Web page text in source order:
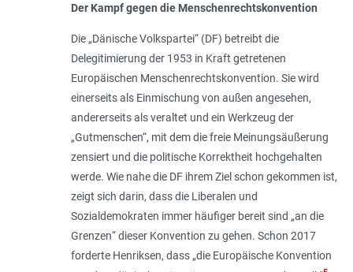
Der Kampf gegen die Menschenrechtskonvention
Die „Dänische Volkspartei“ (DF) betreibt die
Delegitimierung der 1953 in Kraft getretenen
Europäischen Menschenrechtskonvention. Sie wird
einerseits als Einmischung von außen angesehen,
andererseits als veraltet und ein Werkzeug der
„Gutmenschen“, mit dem die freie Meinungsäußerung
zensiert und die politische Korrektheit hochgehalten
werde. Wie nahe die DF ihrem Ziel schon gekommen ist,
zeigt sich darin, dass die Liberalen und
Sozialdemokraten immer häufiger bereit sind „an die
Grenzen“ dieser Konvention zu gehen. Schon 2017
forderte Henriksen, dass „die Europäische Konvention